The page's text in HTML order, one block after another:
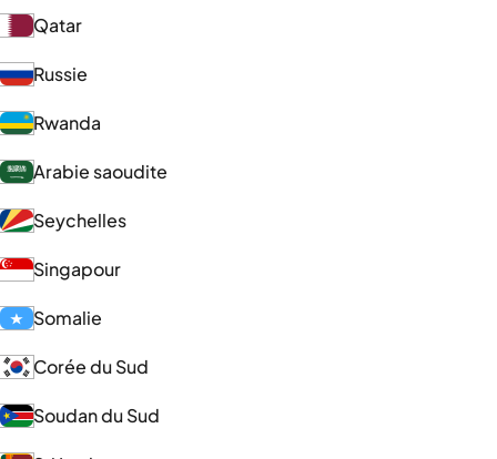
Qatar
Russie
Rwanda
Arabie saoudite
Seychelles
Singapour
Somalie
Corée du Sud
Soudan du Sud